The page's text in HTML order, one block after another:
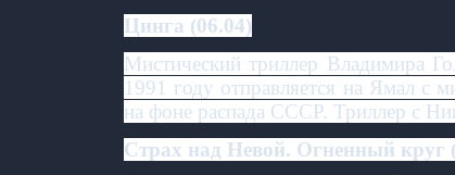
Цинга (06.04)
Мистический триллер Владимира
1991 году отправляется на Ямал с
на фоне распада СССР. Триллер с
Страх над Невой. Огненный круг